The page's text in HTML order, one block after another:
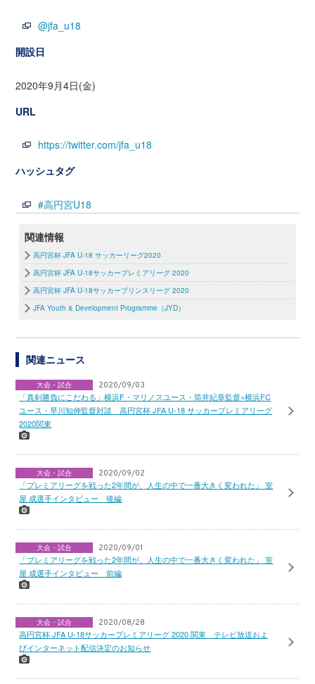
@jfa_u18
開設日
2020年9月4日(金)
URL
https://twitter.com/jfa_u18
ハッシュタグ
#高円宮U18
関連情報
高円宮杯 JFA U-18 サッカーリーグ2020
高円宮杯 JFA U-18サッカープレミアリーグ 2020
高円宮杯 JFA U-18サッカープリンスリーグ 2020
JFA Youth & Development Programme（JYD）
関連ニュース
大会・試合 2020/09/03
「真剣勝負にこだわる」横浜F・マリノスユース・筒井紀章監督×横浜FC
ユース・早川知伸監督対談 高円宮杯 JFA U-18 サッカープレミアリーグ
2020関東
大会・試合 2020/09/02
「プレミアリーグを戦った2年間が、人生の中で一番大きく変われた」 室
屋 成選手インタビュー 後編
大会・試合 2020/09/01
「プレミアリーグを戦った2年間が、人生の中で一番大きく変われた」 室
屋 成選手インタビュー 前編
大会・試合 2020/08/28
高円宮杯 JFA U-18サッカープレミアリーグ 2020 関東 テレビ放送およ
びインターネット配信決定のお知らせ